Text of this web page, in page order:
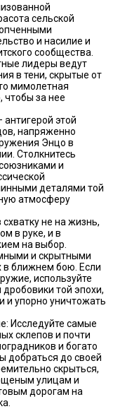
сельской
и насилие и
сообщества.
лидеры ведут
в тени, скрытые от
мимолетная
чтобы за нее
этой
напряженно
Энцо в
Столкнитесь
и
деталями той
атмосферу
не на жизнь,
в руке, и в
на выбор.
и скрытными
в ближнем бою. Если
используйте
той эпохи,
и упорно уничтожать
Исследуйте самые
склепов и почти
и богато
добраться до своей
скрыться,
улицам и
дорогам на